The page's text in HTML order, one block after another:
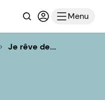
RechercheConnexion
Menu
Je rêve de...